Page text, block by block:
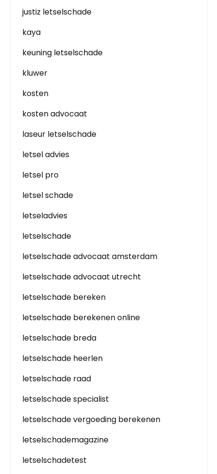
justiz letselschade
kaya
keuning letselschade
kluwer
kosten
kosten advocaat
laseur letselschade
letsel advies
letsel pro
letsel schade
letseladvies
letselschade
letselschade advocaat amsterdam
letselschade advocaat utrecht
letselschade bereken
letselschade berekenen online
letselschade breda
letselschade heerlen
letselschade raad
letselschade specialist
letselschade vergoeding berekenen
letselschademagazine
letselschadetest